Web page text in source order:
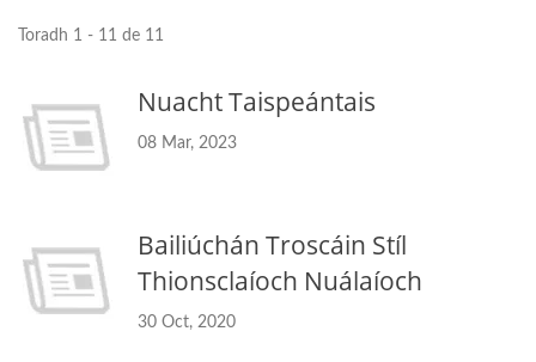
Toradh 1 - 11 de 11
Nuacht Taispeántais
08 Mar, 2023
Bailiúchán Troscáin Stíl
Thionsclaíoch Nuálaíoch
30 Oct, 2020